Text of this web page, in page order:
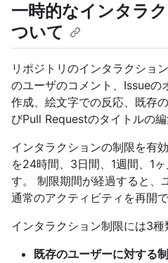
一時的なインタラ
ついて
リポジトリのインタラクショ
のユーザのコメント、Issue
作成、絵文字での反応、既存
びPull Requestのタイトルの編
インタラクションの制限を有
を24時間、3日間、1週間、1
す。 制限期間が経過すると、
通常のアクティビティを再開で
インタラクション制限には3種
既存のユーザーに対する